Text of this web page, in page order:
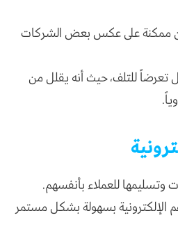
ممكنة على عكس بعض الشركات
للتلف، حيث أنه يقلل من
وتسليمها للعملاء بأنفسهم.
الإلكترونية بسهولة بشكل مستمر